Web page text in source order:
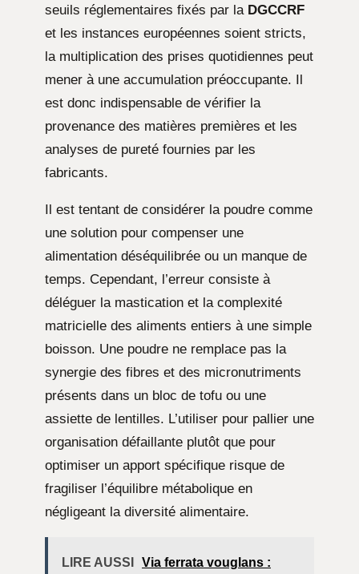
seuils réglementaires fixés par la DGCCRF
et les instances européennes soient stricts,
la multiplication des prises quotidiennes peut
mener à une accumulation préoccupante. Il
est donc indispensable de vérifier la
provenance des matières premières et les
analyses de pureté fournies par les
fabricants.
Il est tentant de considérer la poudre comme
une solution pour compenser une
alimentation déséquilibrée ou un manque de
temps. Cependant, l’erreur consiste à
déléguer la mastication et la complexité
matricielle des aliments entiers à une simple
boisson. Une poudre ne remplace pas la
synergie des fibres et des micronutriments
présents dans un bloc de tofu ou une
assiette de lentilles. L’utiliser pour pallier une
organisation défaillante plutôt que pour
optimiser un apport spécifique risque de
fragiliser l’équilibre métabolique en
négligeant la diversité alimentaire.
LIRE AUSSI
Via ferrata vouglans :